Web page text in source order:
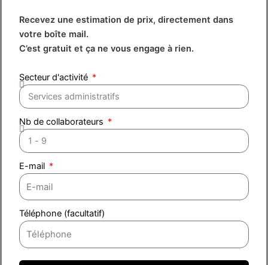
Recevez une estimation de prix, directement dans
votre boîte mail.
C’est gratuit et ça ne vous engage à rien.
Secteur d'activité
Nb de collaborateurs
E-mail
Téléphone (facultatif)